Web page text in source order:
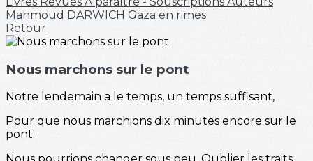
Mahmoud DARWICH Gaza en rimes
Retour
Nous marchons sur le pont
Notre lendemain a le temps, un temps suffisant,
Pour que nous marchions dix minutes encore sur le
pont.